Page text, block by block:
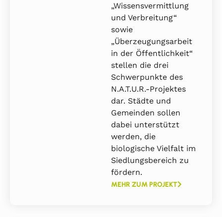
„Wissensvermittlung
und Verbreitung“
sowie
„Überzeugungsarbeit
in der Öffentlichkeit“
stellen die drei
Schwerpunkte des
N.A.T.U.R.-Projektes
dar. Städte und
Gemeinden sollen
dabei unterstützt
werden, die
biologische Vielfalt im
Siedlungsbereich zu
fördern.
MEHR ZUM PROJEKT